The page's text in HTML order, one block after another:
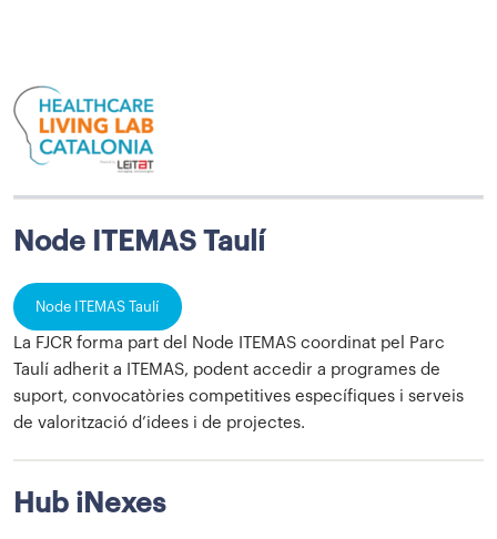
Node ITEMAS Taulí
Node ITEMAS Taulí
La FJCR forma part del Node ITEMAS coordinat pel Parc
Taulí adherit a ITEMAS, podent accedir a programes de
suport, convocatòries competitives específiques i serveis
de valorització d’idees i de projectes.
Hub iNexes